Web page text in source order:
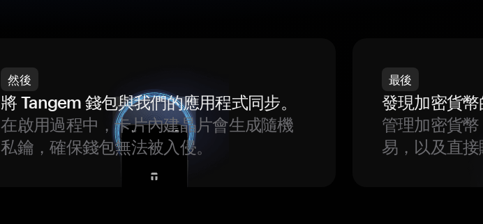
然後
將 Tangem 錢包與我們的應用程式同步。
在啟用過程中，卡片內建晶片會生成隨機
私鑰，確保錢包無法被入侵。
最後
發現加密貨
管理加密貨
易，以及直